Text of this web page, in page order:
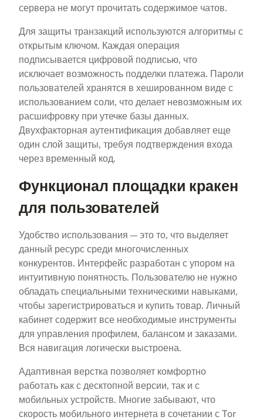
сервера не могут прочитать содержимое чатов.
Для защиты транзакций используются алгоритмы с
открытым ключом. Каждая операция
подписывается цифровой подписью, что
исключает возможность подделки платежа. Пароли
пользователей хранятся в хешированном виде с
использованием соли, что делает невозможным их
расшифровку при утечке базы данных.
Двухфакторная аутентификация добавляет еще
один слой защиты, требуя подтверждения входа
через временный код.
Функционал площадки кракен
для пользователей
Удобство использования — это то, что выделяет
данный ресурс среди многочисленных
конкурентов. Интерфейс разработан с упором на
интуитивную понятность. Пользователю не нужно
обладать специальными техническими навыками,
чтобы зарегистрироваться и купить товар. Личный
кабинет содержит все необходимые инструменты
для управления профилем, балансом и заказами.
Вся навигация логически выстроена.
Адаптивная верстка позволяет комфортно
работать как с десктопной версии, так и с
мобильных устройств. Многие забывают, что
скорость мобильного интернета в сочетании с Tor